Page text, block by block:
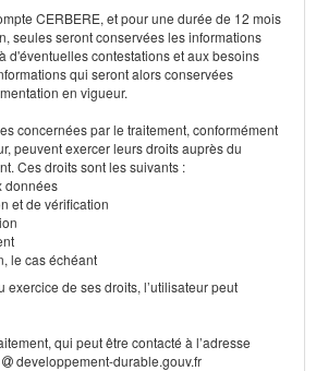
CERBERE, et pour une durée de 12 mois
seules seront conservées les informations
d'éventuelles contestations et aux besoins
qui seront alors conservées
en vigueur.
concernées par le traitement, conformément
peuvent exercer leurs droits auprès du
Ces droits sont les suivants :
données
et de vérification
le cas échéant
exercice de ses droits, l’utilisateur peut
qui peut être contacté à l’adresse
developpement-durable.gouv.fr